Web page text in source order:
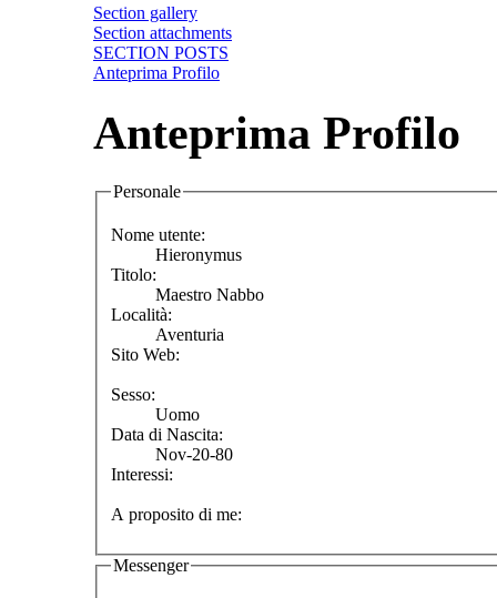
Section gallery
Section attachments
SECTION POSTS
Anteprima Profilo
Anteprima Profilo
Personale
Nome utente:
Hieronymus
Titolo:
Maestro Nabbo
Località:
Aventuria
Sito Web:
Sesso:
Uomo
Data di Nascita:
Nov-20-80
Interessi:
A proposito di me:
Messenger